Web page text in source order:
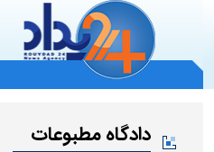
دادگاه مطبوعات